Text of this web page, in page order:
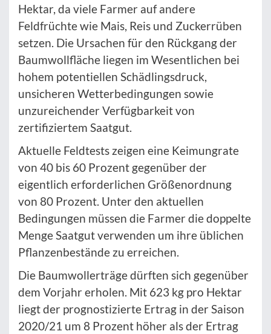
Hektar, da viele Farmer auf andere
Feldfrüchte wie Mais, Reis und Zuckerrüben
setzen. Die Ursachen für den Rückgang der
Baumwollfläche liegen im Wesentlichen bei
hohem potentiellen Schädlingsdruck,
unsicheren Wetterbedingungen sowie
unzureichender Verfügbarkeit von
zertifiziertem Saatgut.
Aktuelle Feldtests zeigen eine Keimungrate
von 40 bis 60 Prozent gegenüber der
eigentlich erforderlichen Größenordnung
von 80 Prozent. Unter den aktuellen
Bedingungen müssen die Farmer die doppelte
Menge Saatgut verwenden um ihre üblichen
Pflanzenbestände zu erreichen.
Die Baumwollerträge dürften sich gegenüber
dem Vorjahr erholen. Mit 623 kg pro Hektar
liegt der prognostizierte Ertrag in der Saison
2020/21 um 8 Prozent höher als der Ertrag